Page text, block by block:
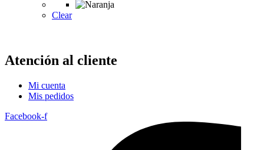
Clear
Atención al cliente
Mi cuenta
Mis pedidos
Facebook-f